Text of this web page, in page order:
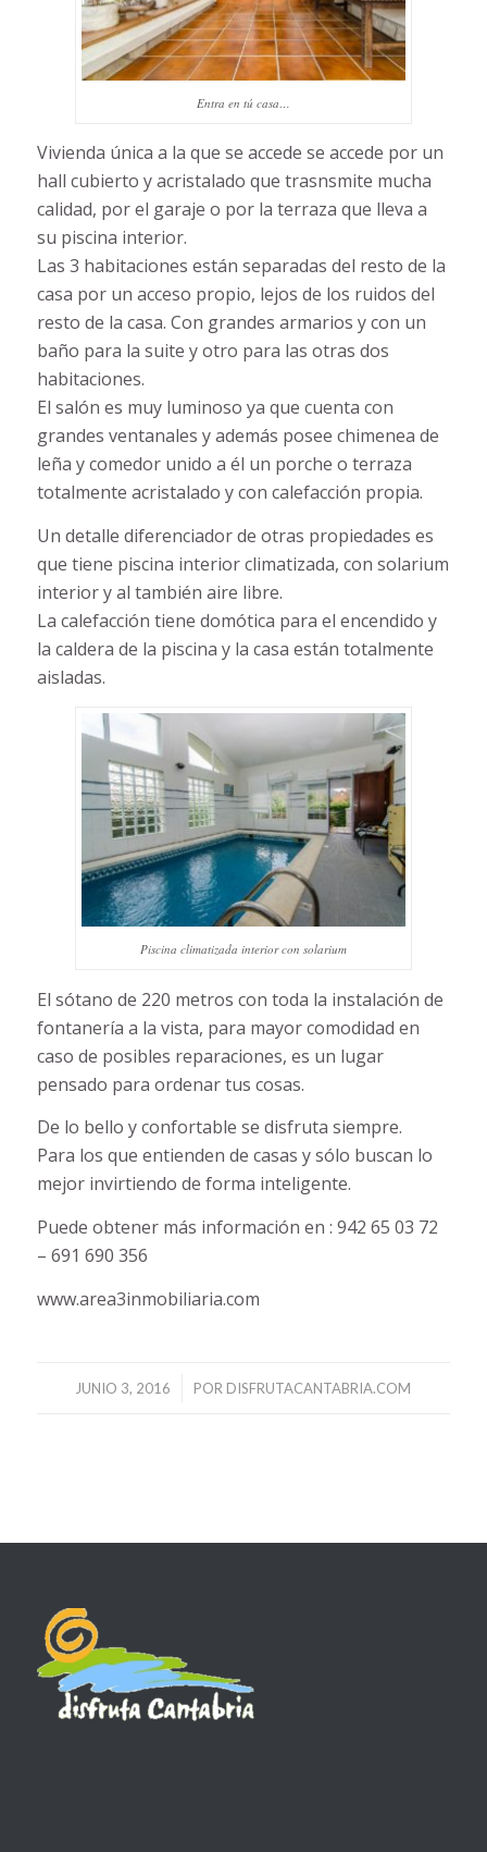
Entra en tú casa…
Vivienda única a la que se accede se accede por un
hall cubierto y acristalado que trasnsmite mucha
calidad, por el garaje o por la terraza que lleva a
su piscina interior.
Las 3 habitaciones están separadas del resto de la
casa por un acceso propio, lejos de los ruidos del
resto de la casa. Con grandes armarios y con un
baño para la suite y otro para las otras dos
habitaciones.
El salón es muy luminoso ya que cuenta con
grandes ventanales y además posee chimenea de
leña y comedor unido a él un porche o terraza
totalmente acristalado y con calefacción propia.
Un detalle diferenciador de otras propiedades es
que tiene piscina interior climatizada, con solarium
interior y al también aire libre.
La calefacción tiene domótica para el encendido y
la caldera de la piscina y la casa están totalmente
aisladas.
Piscina climatizada interior con solarium
El sótano de 220 metros con toda la instalación de
fontanería a la vista, para mayor comodidad en
caso de posibles reparaciones, es un lugar
pensado para ordenar tus cosas.
De lo bello y confortable se disfruta siempre.
Para los que entienden de casas y sólo buscan lo
mejor invirtiendo de forma inteligente.
Puede obtener más información en : 942 65 03 72
– 691 690 356
www.area3inmobiliaria.com
JUNIO 3, 2016
/ POR DISFRUTACANTABRIA.COM